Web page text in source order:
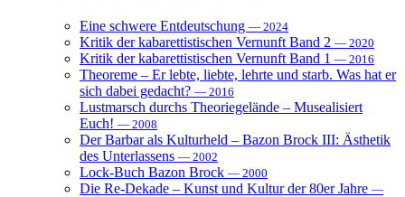
Eine schwere Entdeutschung — 2024
Kritik der kabarettistischen Vernunft Band 2 — 2020
Kritik der kabarettistischen Vernunft Band 1 — 2016
Theoreme – Er lebte, liebte, lehrte und starb. Was hat er
sich dabei gedacht? — 2016
Lustmarsch durchs Theoriegelände – Musealisiert
Euch! — 2008
Der Barbar als Kulturheld – Bazon Brock III: Ästhetik
des Unterlassens — 2002
Lock-Buch Bazon Brock — 2000
Die Re-Dekade – Kunst und Kultur der 80er Jahre —